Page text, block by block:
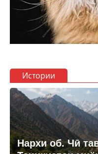
Истории
Нархи об. Чӣ